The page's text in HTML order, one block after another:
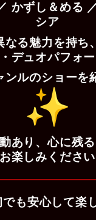
かずし＆める
シア
なる魅力を持ち
デュオパフォ
ンルのショーを
あり、心に残
楽しみください
でも安心して楽